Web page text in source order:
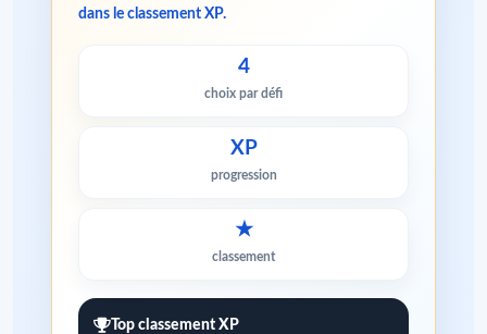
dans le classement XP.
4
choix par défi
XP
progression
★
classement
Top classement XP